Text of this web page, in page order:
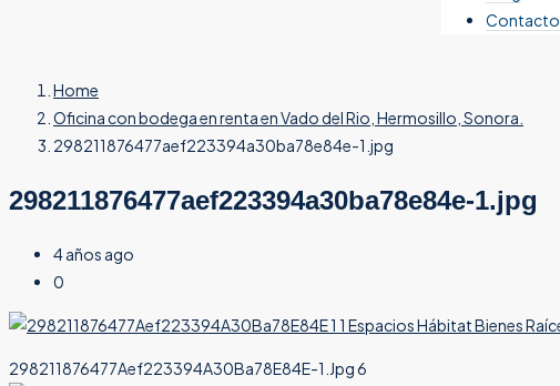
Contacto
Home
Oficina con bodega en renta en Vado del Rio, Hermosillo, Sonora.
298211876477aef223394a30ba78e84e-1.jpg
298211876477aef223394a30ba78e84e-1.jpg
4 años ago
0
298211876477Aef223394A30Ba78E84E-1.Jpg 6